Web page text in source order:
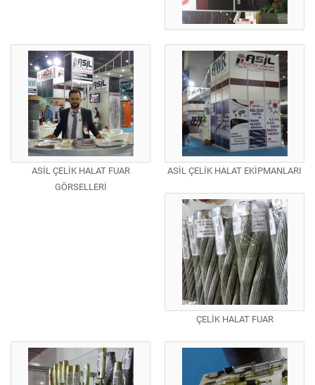
ASİL ÇELİK HALAT FUAR
GÖRSELLERİ
ASİL ÇELİK HALAT EKİPMANLARI
ÇELİK HALAT FUAR